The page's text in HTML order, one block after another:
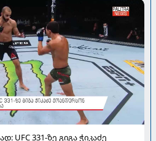
UFC 331-ზე გიგა ჭიკაძე